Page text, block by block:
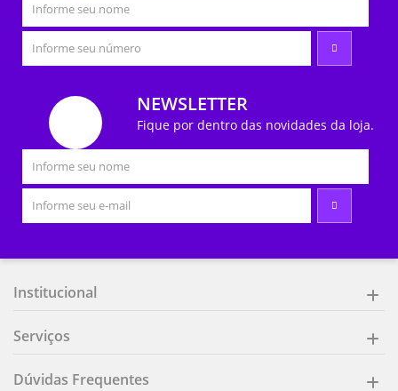
NEWSLETTER
Fique por dentro das novidades da loja.
Institucional
Serviços
Dúvidas Frequentes